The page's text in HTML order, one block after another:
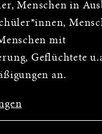
Menschen in
mit
Geflüchtete
an.